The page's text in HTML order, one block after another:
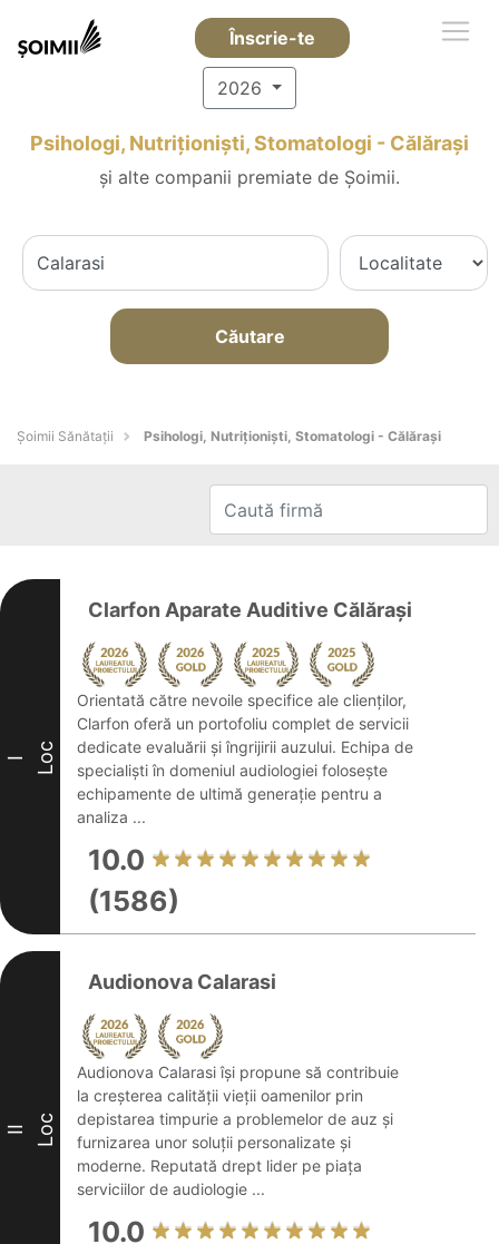
Înscrie-te
2026
Psihologi, Nutriționiști, Stomatologi - Călăraşi
și alte companii premiate de Șoimii.
Căutare
Şoimii Sănătații Psihologi, Nutriționiști, Stomatologi - Călăraşi
I Loc
Clarfon Aparate Auditive Călărași
Orientată către nevoile specifice ale clienților,
Clarfon oferă un portofoliu complet de servicii
dedicate evaluării și îngrijirii auzului. Echipa de
specialiști în domeniul audiologiei folosește
echipamente de ultimă generație pentru a
analiza ...
10.0
(1586)
II Loc
Audionova Calarasi
Audionova Calarasi își propune să contribuie
la creșterea calității vieții oamenilor prin
depistarea timpurie a problemelor de auz și
furnizarea unor soluții personalizate și
moderne. Reputată drept lider pe piața
serviciilor de audiologie ...
10.0